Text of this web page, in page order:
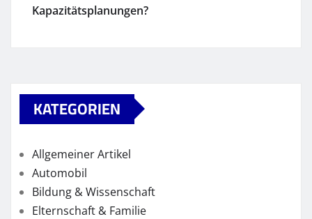
Kapazitätsplanungen?
KATEGORIEN
Allgemeiner Artikel
Automobil
Bildung & Wissenschaft
Elternschaft & Familie